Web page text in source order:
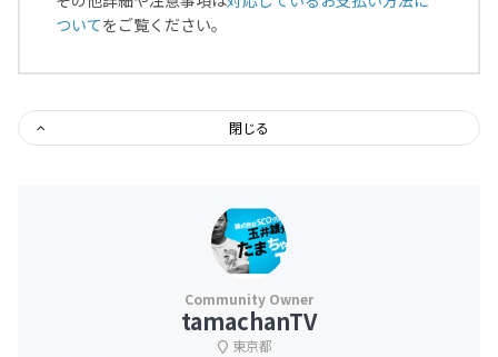
ついてをご覧ください。
閉じる
tamachanTV
東京都